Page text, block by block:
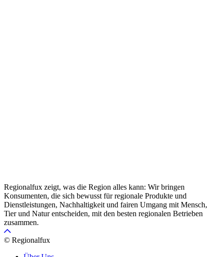
Regionalfux zeigt, was die Region alles kann: Wir bringen
Konsumenten, die sich bewusst für regionale Produkte und
Dienstleistungen, Nachhaltigkeit und fairen Umgang mit Mensch,
Tier und Natur entscheiden, mit den besten regionalen Betrieben
zusammen.
© Regionalfux